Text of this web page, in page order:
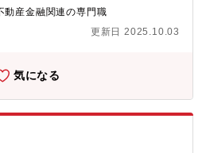
沿った文書管理や損失動向のレビュ
じて、保険商品の販売を促進す
ンドセット: 新しいアイデアを創出
する。・コミュニケーション: 主に
ョンをはかり、必要な情報の共有を
理店、ブローカー、クライアントへ
う。多様な文化を尊重し、オープン
ンを行う。【組織について】海上保
動産金融関連の専門職
更新日 2025.10.03
気になる